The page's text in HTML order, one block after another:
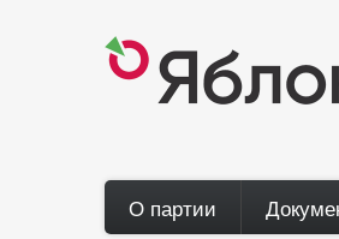
Main
О партии